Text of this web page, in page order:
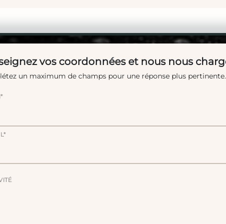
vos coordonnées et nous nous
un maximum de champs pour une réponse plus pertinente.